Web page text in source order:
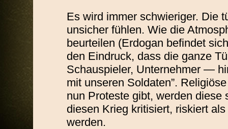
Es wird immer schwieriger. Die
unsicher fühlen. Wie die
beurteilen (Erdogan befindet
den Eindruck, dass die ganze
Schauspieler, Unternehmer —
mit unseren Soldaten”.
nun Proteste gibt, werden diese
diesen Krieg kritisiert, riskiert
werden.